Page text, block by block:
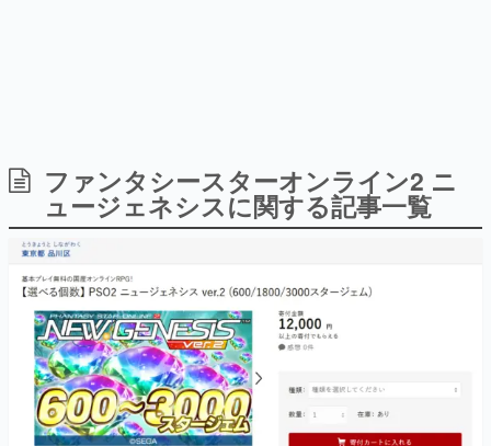
ゲーム開発者・hamatsu氏がゲームの魅力を画面や操作の
具体的な形から解き明かしていく、硬派で骨太な評論連載
です。
の起源や用法の変遷を、コンピューター文化史研究家・タ
イニーP氏が徹底調査。
カテゴリ
特集記事
マンガ
ファンタシースターオンライン2 ニ
ュージェネシスに関する記事一覧